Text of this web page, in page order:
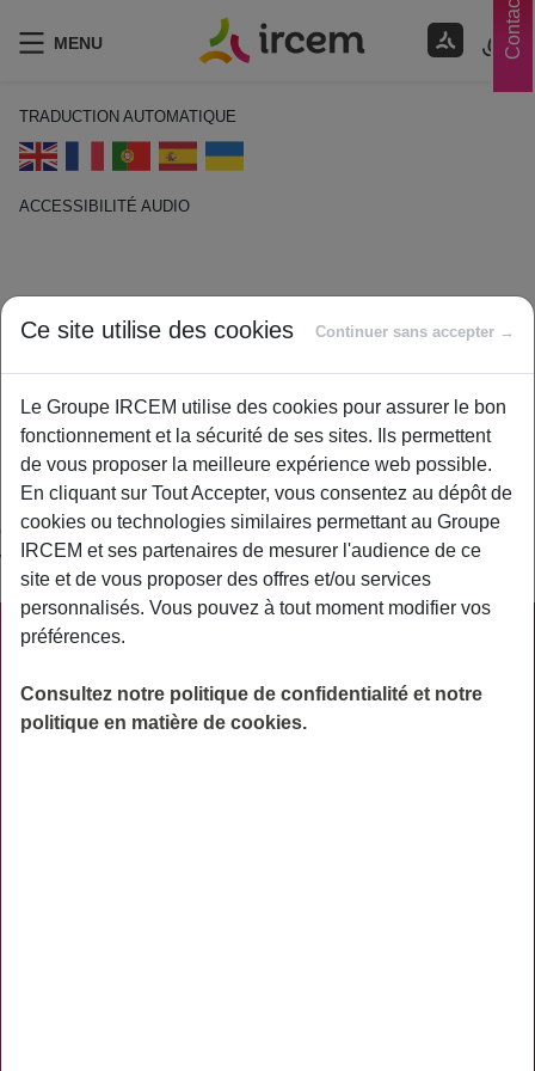
Contacts
MENU
TRADUCTION AUTOMATIQUE
ACCESSIBILITÉ AUDIO
Chômage
By
ircem
Les périodes de chômage indemnisées sont validées par les
régimes AGIRC et ARRCO, sous certaines conditions. Des
points de retraite complémentaire sont alors attribués pour
chaque jour indemnisé si le chômage fait suite à un emploi
valable par les régimes AGIRC et ARRCO.
PRATIQUE
ACTUALITÉS
ASSURANCES
Ce site utilise des cookies Continuer sans accepter →
Le Groupe IRCEM utilise des cookies pour assurer le bon
fonctionnement et la sécurité de ses sites. Ils permettent
de vous proposer la meilleure expérience web possible.
En cliquant sur Tout Accepter, vous consentez au dépôt de
cookies ou technologies similaires permettant au Groupe
IRCEM et ses partenaires de mesurer l'audience de ce
site et de vous proposer des offres et/ou services
personnalisés. Vous pouvez à tout moment modifier vos
préférences.
Consultez notre politique de confidentialité et notre
politique en matière de cookies.